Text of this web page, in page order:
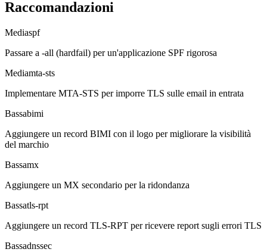
Raccomandazioni
Mediaspf
Passare a -all (hardfail) per un'applicazione SPF rigorosa
Mediamta-sts
Implementare MTA-STS per imporre TLS sulle email in entrata
Bassabimi
Aggiungere un record BIMI con il logo per migliorare la visibilità
del marchio
Bassamx
Aggiungere un MX secondario per la ridondanza
Bassatls-rpt
Aggiungere un record TLS-RPT per ricevere report sugli errori TLS
Bassadnssec